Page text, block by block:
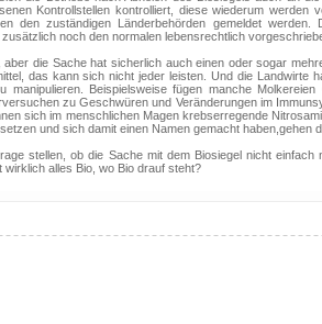
Kontrollstellen kontrolliert, diese wiederum
den zuständigen Länderbehörden gemeldet
noch den normalen lebensrechtlich
die Sache hat sicherlich auch einen oder sogar
das kann sich nicht jeder leisten. Und die Landwirte
manipulieren. Beispielsweise fügen manche
zu Geschwüren und Veränderungen im
sich im menschlichen Magen krebserregende
und sich damit einen Namen gemacht haben,gehen
stellen, ob die Sache mit dem Biosiegel nicht
alles Bio, wo Bio drauf steht?